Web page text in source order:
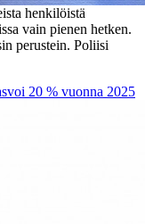
henkilöistä
vain pienen hetken.
perustein. Poliisi
20 % vuonna 2025